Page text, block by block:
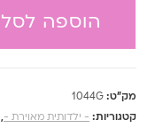
הוספה לסל
מק"ט: 1044G
קטגוריות: - ילדותית מאוירת -,